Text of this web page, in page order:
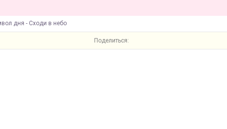
дня - Сходи в небо
Поделиться: